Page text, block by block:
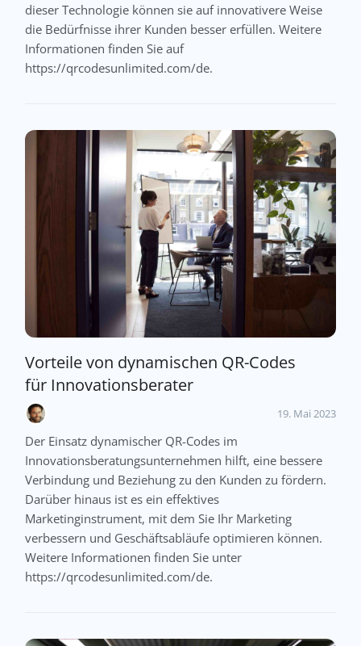
dieser Technologie können sie auf innovativere Weise
die Bedürfnisse ihrer Kunden besser erfüllen. Weitere
Informationen finden Sie auf
https://qrcodesunlimited.com/de.
Vorteile von dynamischen QR-Codes
für Innovationsberater
19. Mai 2023
Der Einsatz dynamischer QR-Codes im
Innovationsberatungsunternehmen hilft, eine bessere
Verbindung und Beziehung zu den Kunden zu fördern.
Darüber hinaus ist es ein effektives
Marketinginstrument, mit dem Sie Ihr Marketing
verbessern und Geschäftsabläufe optimieren können.
Weitere Informationen finden Sie unter
https://qrcodesunlimited.com/de.